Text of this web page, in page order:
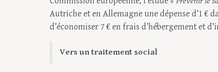
Autriche et en Allemagne une dépense d’1 €
d’économiser 7 € en frais d’hébergement et
Vers un traitement social